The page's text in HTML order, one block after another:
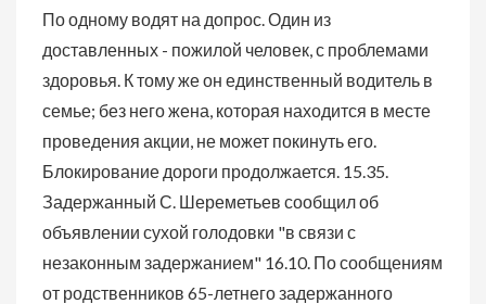
По одному водят на допрос. Один из
доставленных - пожилой человек, с проблемами
здоровья. К тому же он единственный водитель в
семье; без него жена, которая находится в месте
проведения акции, не может покинуть его.
Блокирование дороги продолжается. 15.35.
Задержанный С. Шереметьев сообщил об
объявлении сухой голодовки "в связи с
незаконным задержанием" 16.10. По сообщениям
от родственников 65-летнего задержанного